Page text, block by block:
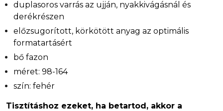
duplasoros varrás az ujján, nyakkivágásnál és
derékrészen
előzsugorított, körkötött anyag az optimális
formatartásért
bő fazon
méret: 98-164
szín: fehér
Tisztításhoz ezeket, ha betartod, akkor a